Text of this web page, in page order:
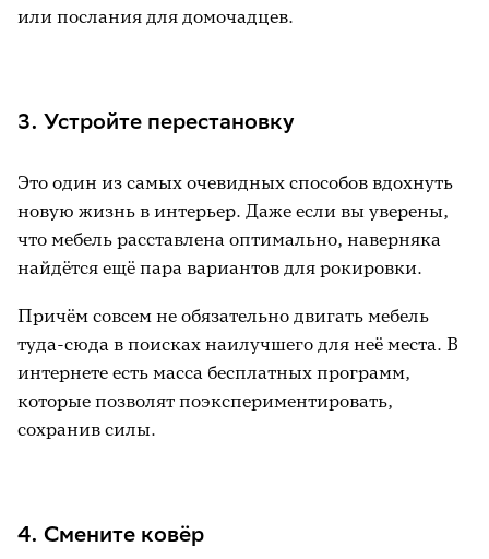
или послания для домочадцев.
3. Устройте перестановку
Это один из самых очевидных способов вдохнуть
новую жизнь в интерьер. Даже если вы уверены,
что мебель расставлена оптимально, наверняка
найдётся ещё пара вариантов для рокировки.
Причём совсем не обязательно двигать мебель
туда-сюда в поисках наилучшего для неё места. В
интернете есть масса бесплатных программ,
которые позволят поэкспериментировать,
сохранив силы.
4. Смените ковёр